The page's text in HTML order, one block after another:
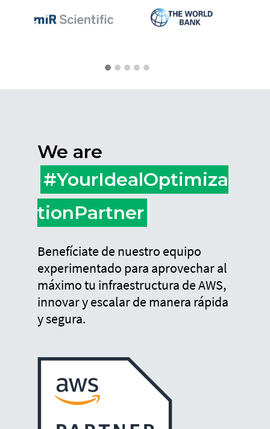
We are
#YourIdealOptimiza
tionPartner
Benefíciate de nuestro equipo
experimentado para aprovechar al
máximo tu infraestructura de AWS,
innovar y escalar de manera rápida
y segura.